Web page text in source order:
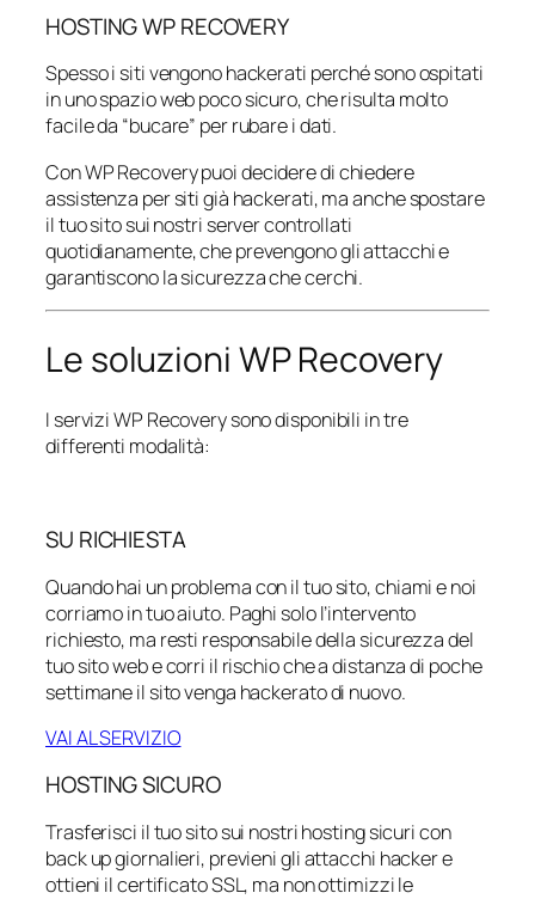
HOSTING WP RECOVERY
Spesso i siti vengono hackerati perché sono ospitati
in uno spazio web poco sicuro, che risulta molto
facile da “bucare” per rubare i dati.
Con WP Recovery puoi decidere di chiedere
assistenza per siti già hackerati, ma anche spostare
il tuo sito sui nostri server controllati
quotidianamente, che prevengono gli attacchi e
garantiscono la sicurezza che cerchi.
Le soluzioni WP Recovery
I servizi WP Recovery sono disponibili in tre
differenti modalità:
SU RICHIESTA
Quando hai un problema con il tuo sito, chiami e noi
corriamo in tuo aiuto. Paghi solo l’intervento
richiesto, ma resti responsabile della sicurezza del
tuo sito web e corri il rischio che a distanza di poche
settimane il sito venga hackerato di nuovo.
VAI AL SERVIZIO
HOSTING SICURO
Trasferisci il tuo sito sui nostri hosting sicuri con
back up giornalieri, previeni gli attacchi hacker e
ottieni il certificato SSL, ma non ottimizzi le